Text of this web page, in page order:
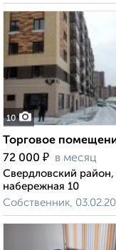
10
Торговое
72 000 ₽ в месяц
Свердловский
набережная 10
Собственник,